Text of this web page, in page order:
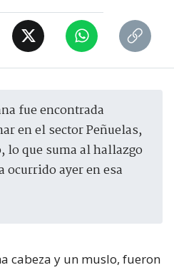
en el sector Peñuelas,
lo que suma al hallazgo
ocurrido ayer en esa
cabeza y un muslo, fueron